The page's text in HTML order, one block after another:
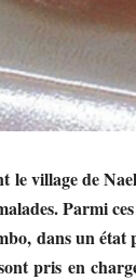
le village de
Parmi
dans un
pris en